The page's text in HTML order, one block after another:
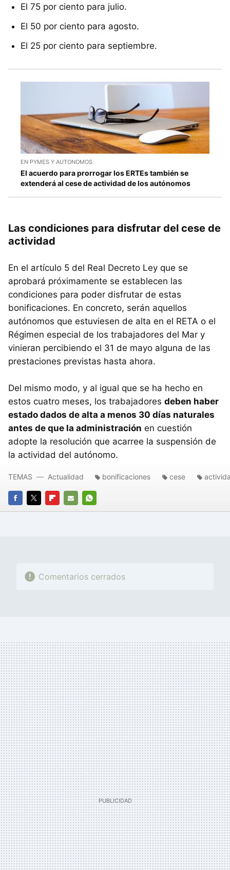
El 75 por ciento para julio.
El 50 por ciento para agosto.
El 25 por ciento para septiembre.
EN PYMES Y AUTONOMOS
El acuerdo para prorrogar los ERTEs también se
extenderá al cese de actividad de los autónomos
Las condiciones para disfrutar del cese de
actividad
En el artículo 5 del Real Decreto Ley que se
aprobará próximamente se establecen las
condiciones para poder disfrutar de estas
bonificaciones. En concreto, serán aquellos
autónomos que estuviesen de alta en el RETA o el
Régimen especial de los trabajadores del Mar y
vinieran percibiendo el 31 de mayo alguna de las
prestaciones previstas hasta ahora.
Del mismo modo, y al igual que se ha hecho en
estos cuatro meses, los trabajadores deben haber
estado dados de alta a menos 30 días naturales
antes de que la administración en cuestión
adopte la resolución que acarree la suspensión de
la actividad del autónomo.
FACEBOOK
TWITTERFLIPBOARD
E-
WHATSAPP
TEMAS Actualidad bonificaciones cese
Comentarios cerrados